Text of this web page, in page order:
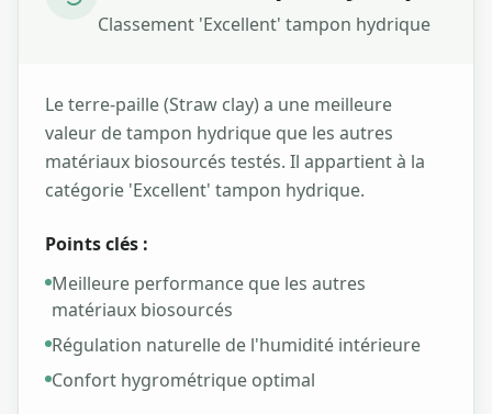
Classement 'Excellent' tampon hydrique
Le terre-paille (Straw clay) a une meilleure
valeur de tampon hydrique que les autres
matériaux biosourcés testés. Il appartient à la
catégorie 'Excellent' tampon hydrique.
Points clés :
Meilleure performance que les autres
matériaux biosourcés
Régulation naturelle de l'humidité intérieure
Confort hygrométrique optimal